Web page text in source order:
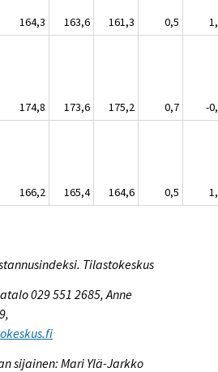
164,3 163,6 161,3 0,5
174,8 173,6 175,2 0,7
-
166,2 165,4 164,6 0,5
Tilastokeskus
029 551 2685, Anne
sijainen: Mari Ylä-Jarkko